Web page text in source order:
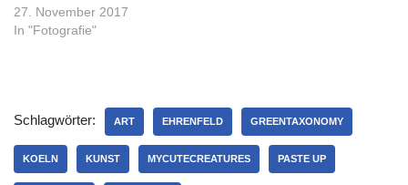
27. November 2017
In "Fotografie"
Schlagwörter: ART EHRENFELD GREENTAXONOMY
KOELN KUNST MYCUTECREATURES PASTE UP